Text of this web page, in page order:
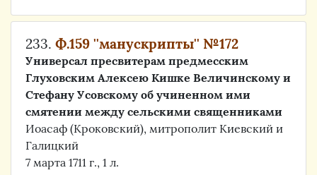
233. Ф.159 ''манускрипты'' №172
Универсал пресвитерам предмесским
Глуховским Алексею Кишке Величинскому и
Стефану Усовскому об учиненном ими
смятении между сельскими священниками
Иоасаф (Кроковский), митрополит Киевский и
Галицкий
7 марта 1711 г., 1 л.